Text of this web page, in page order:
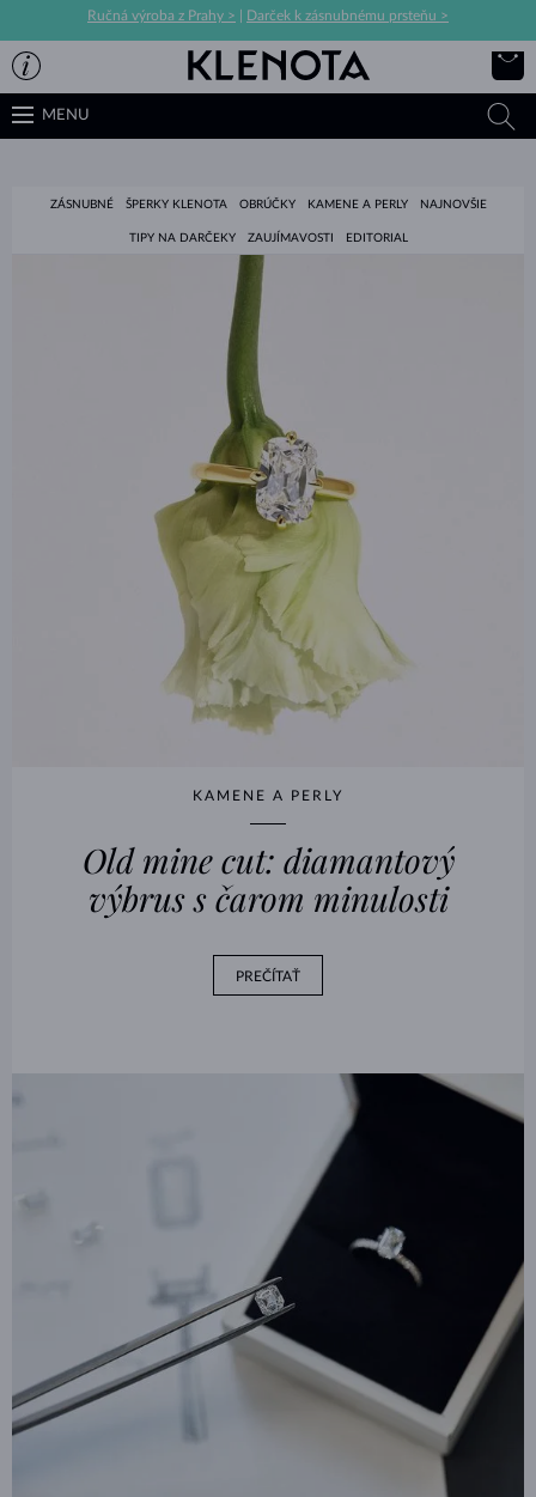
Ručná výroba z Prahy > Darček k zásnubnému prsteňu >
MENU
ZÁSNUBNÉ ŠPERKY KLENOTA OBRÚČKY KAMENE A PERLY NAJNOVŠIE
TIPY NA DARČEKY ZAUJÍMAVOSTI EDITORIAL
KAMENE A PERLY
Old mine cut: diamantový
výbrus s čarom minulosti
PREČÍTAŤ